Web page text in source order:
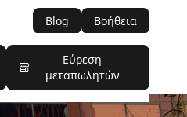
Blog Βοήθεια
Εύρεση
μεταπωλητών